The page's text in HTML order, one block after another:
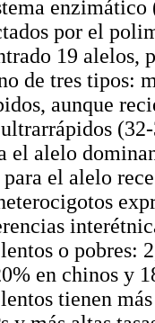
por el
19 alelos,
de tres tipos:
aunque
el alelo
el alelo
o pobres:
en chinos y
tienen